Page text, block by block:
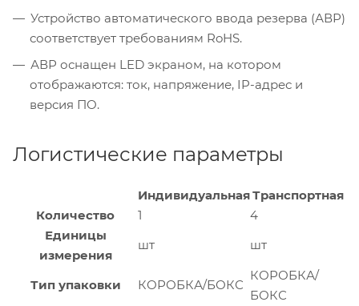
Устройство автоматического ввода резерва (АВР)
соответствует требованиям RoHS.
АВР оснащен LED экраном, на котором
отображаются: ток, напряжение, IP-адрес и
версия ПО.
Логистические параметры
ИндивидуальнаяТранспортная
Количество
1
4
Единицы
измерения
шт шт
Тип упаковки КОРОБКА/БОКС
КОРОБКА/
БОКС